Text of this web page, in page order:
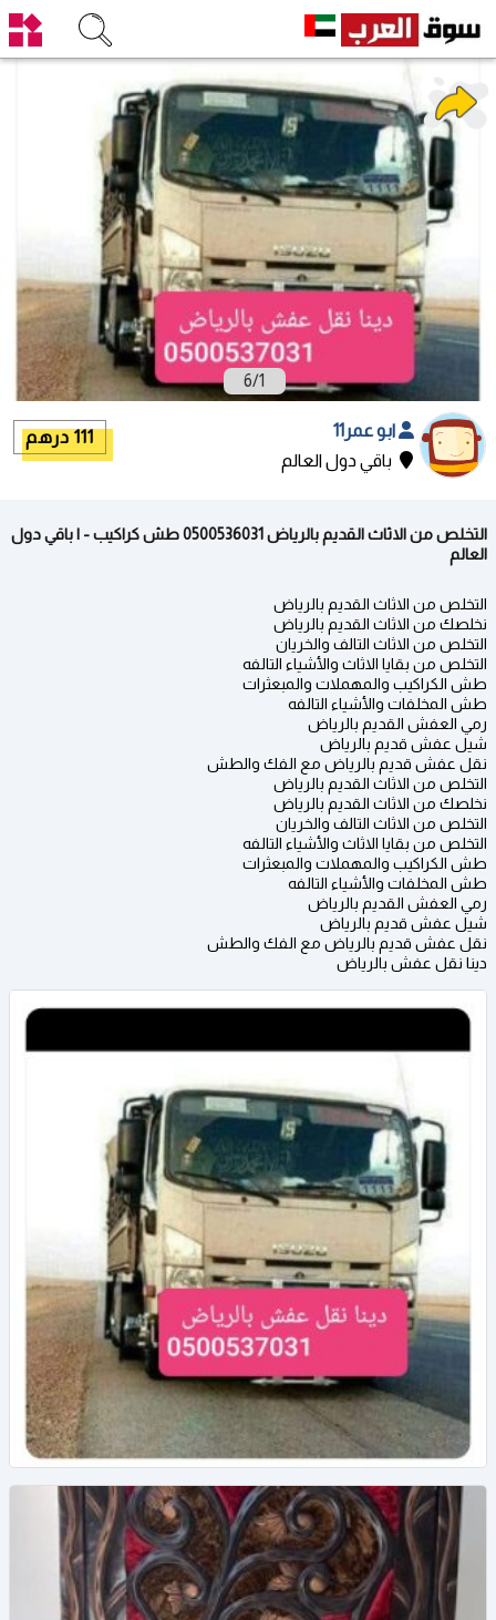
1
/
6
ابو عمر11
باقي دول العالم
111 درهم
التخلص من الاثاث القديم بالرياض 0500536031 طش كراكيب - | باقي دول
العالم
التخلص من الاثاث القديم بالرياض
نخلصك من الاثاث القديم بالرياض
التخلص من الاثاث التالف والخريان
التخلص من بقايا الاثاث والأشياء التالفه
طش الكراكيب والمهملات والمبعثرات
طش المخلفات والأشياء التالفه
رمي العفش القديم بالرياض
شيل عفش قديم بالرياض
نقل عفش قديم بالرياض مع الفك والطش
التخلص من الاثاث القديم بالرياض
نخلصك من الاثاث القديم بالرياض
التخلص من الاثاث التالف والخريان
التخلص من بقايا الاثاث والأشياء التالفه
طش الكراكيب والمهملات والمبعثرات
طش المخلفات والأشياء التالفه
رمي العفش القديم بالرياض
شيل عفش قديم بالرياض
نقل عفش قديم بالرياض مع الفك والطش
دينا نقل عفش بالرياض